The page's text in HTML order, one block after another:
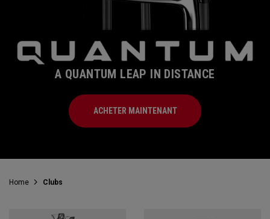
A QUANTUM LEAP IN DISTANCE
ACHETER MAINTENANT
Home Clubs